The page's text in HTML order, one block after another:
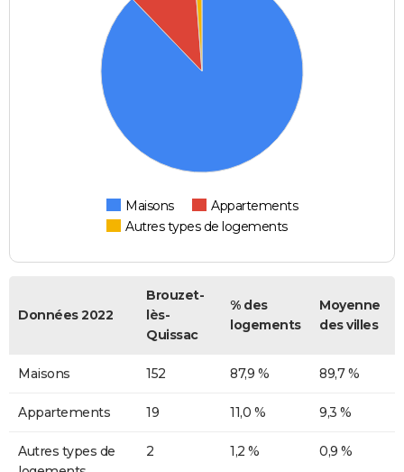
Maisons
Appartements
Autres types de logements
Données 2022
Brouzet-
lès-
Quissac
% des
logements
Moyenne
des villes
Maisons 152 87,9 % 89,7 %
Appartements 19 11,0 % 9,3 %
Autres types de
2 1,2 % 0,9 %